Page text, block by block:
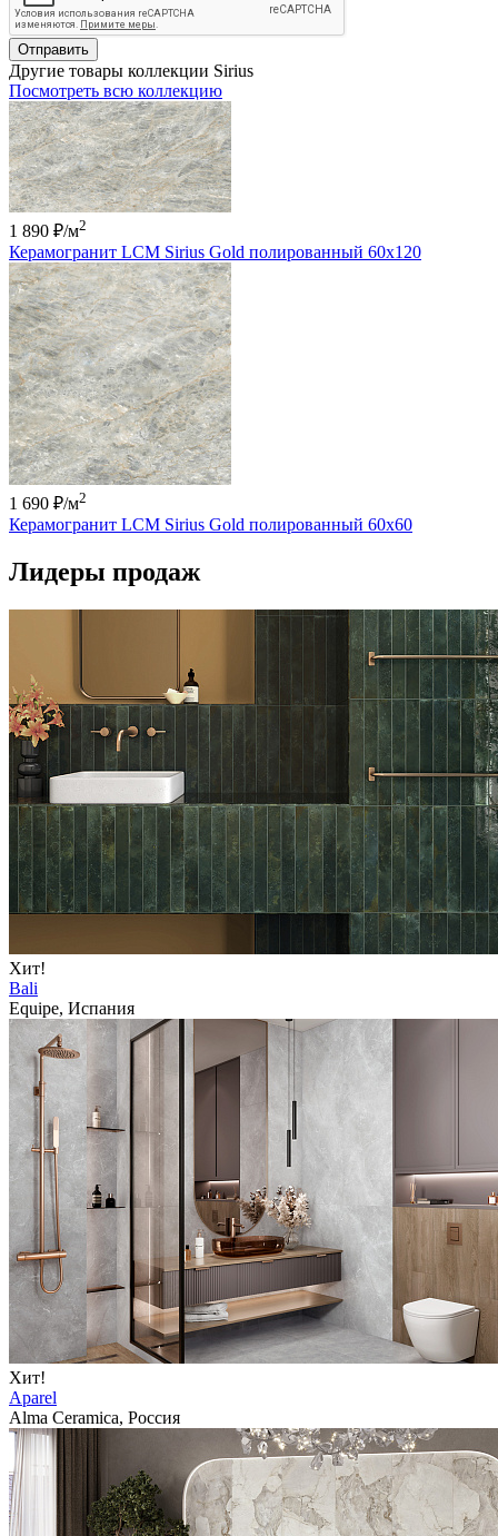
Отправить
Другие товары коллекции Sirius
Посмотреть всю коллекцию
1 890 ₽/м2
Керамогранит LCM Sirius Gold полированный 60x120
1 690 ₽/м2
Керамогранит LCM Sirius Gold полированный 60x60
Лидеры продаж
Хит!
Bali
Equipe, Испания
Хит!
Aparel
Alma Ceramica, Россия